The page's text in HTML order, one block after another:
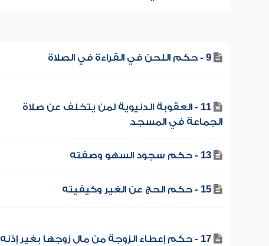
9 - حكم اللحن في القراءة في الصلاة
11 - العقوبة الدنيوية لمن يتخلف عن صلاة
الجماعة في المسجد
13 - حكم سجود السهو وصفته
15 - حكم الحج عن الغير وكيفيته
17 - حكم إعطاء الزوجة من مال زوجها بغير إذنه